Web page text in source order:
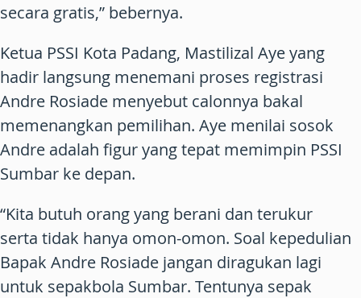
secara gratis,” bebernya.
Ketua PSSI Kota Padang, Mastilizal Aye yang
hadir langsung menemani proses registrasi
Andre Rosiade menyebut calonnya bakal
memenangkan pemilihan. Aye menilai sosok
Andre adalah figur yang tepat memimpin PSSI
Sumbar ke depan.
“Kita butuh orang yang berani dan terukur
serta tidak hanya omon-omon. Soal kepedulian
Bapak Andre Rosiade jangan diragukan lagi
untuk sepakbola Sumbar. Tentunya sepak